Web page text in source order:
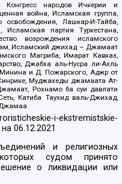
народов Ичкерии и
война, Исламская группа,
освобождения, Лашкар-И-Тайба,
партия Туркестана,
возрождения исламского
Исламский джихад – Джамаат
Магриба, Имарат Кавказ,
Джабха аль-Нусра ли-Ахль
и Д. Пожарского, Аджр от
Муджахеды джамаата Ат-
Рохнамо ба суи давлати
Катиба Таухид валь-Джихад,
i-ekstremistskie-
на06.12.2021
и религиозных
судом принято
о ликвидации или